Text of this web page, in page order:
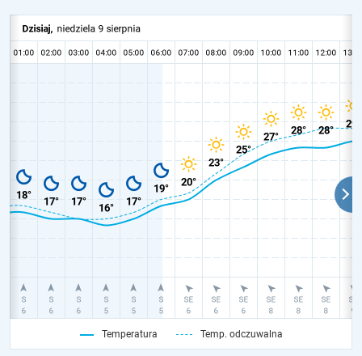
Temperatura Temp. odczuwalna